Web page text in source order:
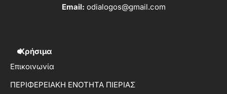
Email: odialogos@gmail.com
Χρήσιμα
Επικοινωνία
ΠΕΡΙΦΕΡΕΙΑΚΗ ΕΝΟΤΗΤΑ ΠΙΕΡΙΑΣ